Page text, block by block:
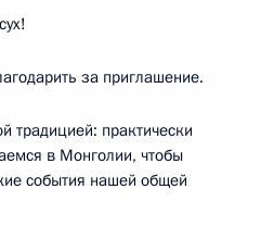
за приглашение.
традицией: практически
в Монголии, чтобы
события нашей общей